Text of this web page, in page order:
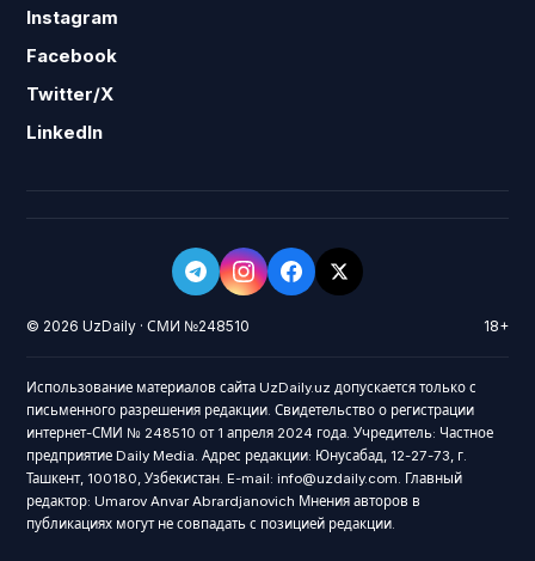
Instagram
Facebook
Twitter/X
LinkedIn
© 2026 UzDaily · СМИ №248510 18+
Использование материалов сайта UzDaily.uz допускается только с
письменного разрешения редакции. Свидетельство о регистрации
интернет-СМИ № 248510 от 1 апреля 2024 года. Учредитель: Частное
предприятие Daily Media. Адрес редакции: Юнусабад, 12-27-73, г.
Ташкент, 100180, Узбекистан. E-mail: info@uzdaily.com. Главный
редактор: Umarov Anvar Abrardjanovich Мнения авторов в
публикациях могут не совпадать с позицией редакции.